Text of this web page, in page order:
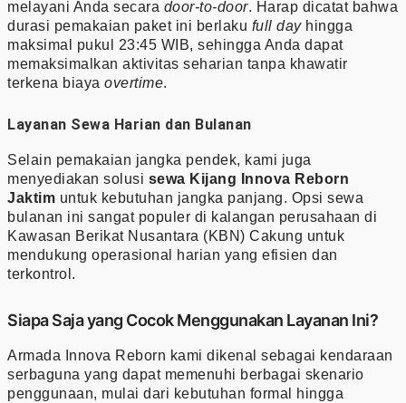
melayani Anda secara door-to-door. Harap dicatat bahwa
durasi pemakaian paket ini berlaku full dayhingga
maksimal pukul 23:45 WIB, sehingga Anda dapat
memaksimalkan aktivitas seharian tanpa khawatir
terkena biaya overtime.
Layanan Sewa Harian dan Bulanan
Selain pemakaian jangka pendek, kami juga
menyediakan solusi sewa Kijang Innova Reborn
Jaktim untuk kebutuhan jangka panjang. Opsi sewa
bulanan ini sangat populer di kalangan perusahaan di
Kawasan Berikat Nusantara (KBN) Cakung untuk
mendukung operasional harian yang efisien dan
terkontrol.
Siapa Saja yang Cocok Menggunakan Layanan Ini?
Armada Innova Reborn kami dikenal sebagai kendaraan
serbaguna yang dapat memenuhi berbagai skenario
penggunaan, mulai dari kebutuhan formal hingga